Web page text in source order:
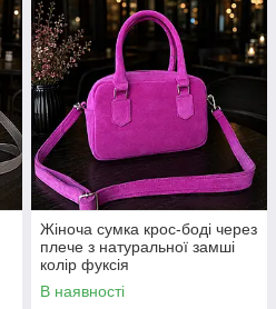
Жіноча сумка крос-боді через
плече з натуральної замші
колір фуксія
В наявності